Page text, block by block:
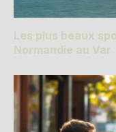
Les plus beaux
Normandie au Var